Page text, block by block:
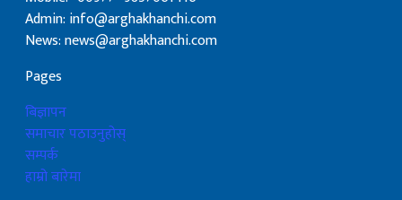
Admin: info@arghakhanchi.com
News: news@arghakhanchi.com
Pages
बिज्ञापन
समाचार पठाउनुहोस्
सम्पर्क
हाम्रो बारेमा